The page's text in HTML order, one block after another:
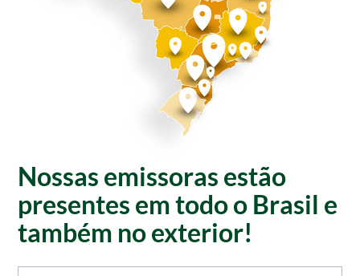
Nossas emissoras estão
presentes em todo o Brasil e
também no exterior!